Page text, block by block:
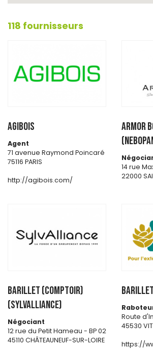
118 fournisseurs
AGIBOIS
Agent
71 avenue Raymond Poincaré
75116 PARIS
http://agibois.com/
ARMOR
14 rue
22000
BARILLET (Comptoir)
(SYLVALLIANCE)
Négociant
12 rue du Petit Hameau - BP 02
45110 CHÂTEAUNEUF-SUR-LOIRE
Route
45530
https://